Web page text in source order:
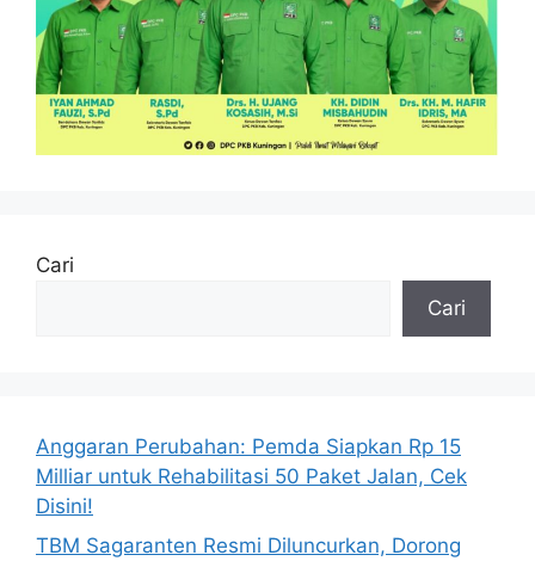
Cari
Cari
Anggaran Perubahan: Pemda Siapkan Rp 15
Milliar untuk Rehabilitasi 50 Paket Jalan, Cek
Disini!
TBM Sagaranten Resmi Diluncurkan, Dorong